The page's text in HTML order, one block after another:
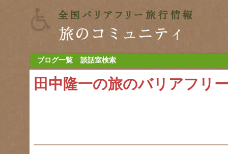
ブログ一覧 談話室検索
田中隆一の旅のバリアフリ